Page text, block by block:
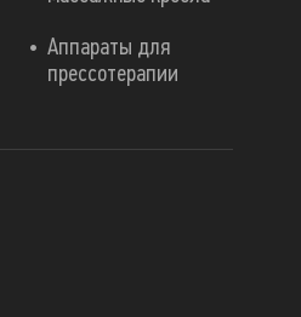
Аппараты для
прессотерапии